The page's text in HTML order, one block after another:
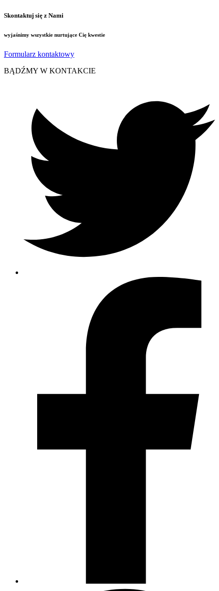
Skontaktuj się z Nami
wyjaśnimy wszystkie nurtujące Cię kwestie
Formularz kontaktowy
BĄDŹMY W KONTAKCIE